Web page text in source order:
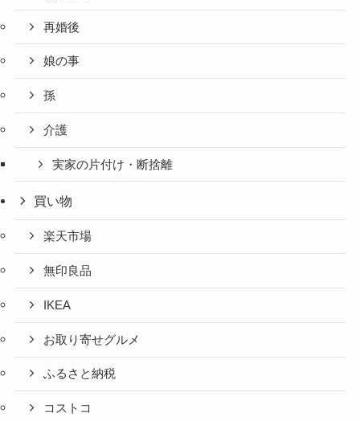
再婚後
娘の事
孫
介護
実家の片付け・断捨離
買い物
楽天市場
無印良品
IKEA
お取り寄せグルメ
ふるさと納税
コストコ